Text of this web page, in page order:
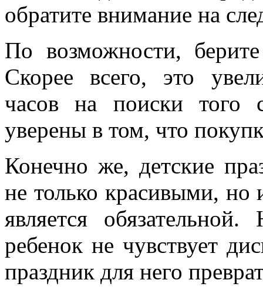
обратите внимание на
По возможности,
Скорее всего, это
часов на поиски того
уверены в том, что
Конечно же, детские
не только красивыми,
является
ребенок не чувствует
праздник для него